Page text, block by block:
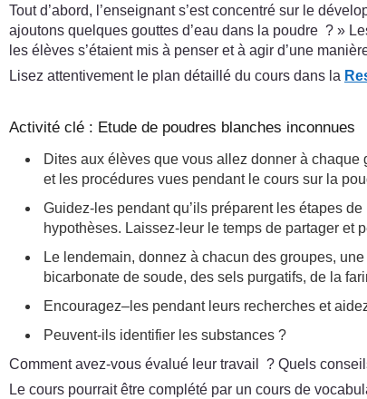
Tout d’abord, l’enseignant s’est concentré sur le
ajoutons quelques gouttes d’eau dans la poudre ? »
les élèves s’étaient mis à penser et à agir d’une
Lisez attentivement le plan détaillé du cours dans la
Activité clé : Etude de poudres blanches inconnues
Dites aux élèves que vous allez donner à
et les procédures vues pendant le cours sur la
Guidez-les pendant qu’ils préparent les étapes
hypothèses. Laissez-leur le temps de partager et
Le lendemain, donnez à chacun des groupes,
bicarbonate de soude, des sels purgatifs, de la
Encouragez–les pendant leurs recherches et
Peuvent-ils identifier les substances ?
Comment avez-vous évalué leur travail ? Quels
Le cours pourrait être complété par un cours de